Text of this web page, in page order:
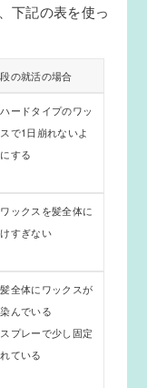
下記の表を使っ
の就活の場合
ハードタイプのワッ
で1日崩れないよ
する
ワックスを髪全体に
すぎない
髪全体にワックスが
んでいる
スプレーで少し固定
ている